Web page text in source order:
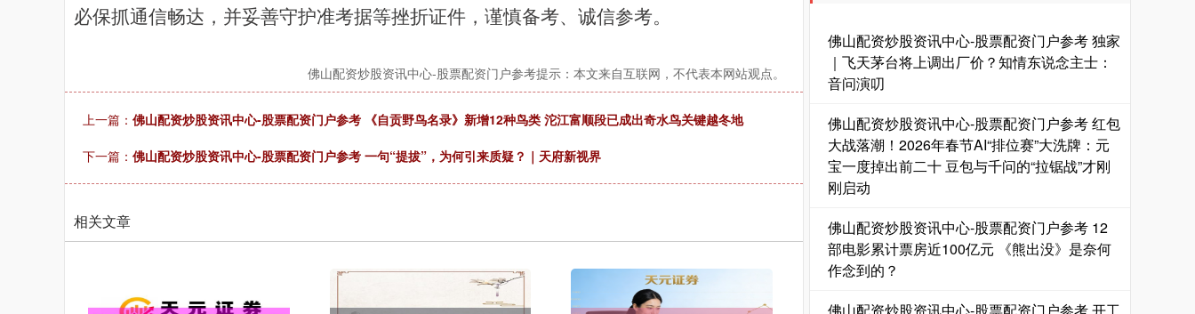
必保抓通信畅达，并妥善守护准考据等挫折证件，谨慎备考、诚信参考。
佛山配资炒股资讯中心-股票配资门户参考提示：本文来自互联网，不代表本网站观点。
上一篇： 佛山配资炒股资讯中心-股票配资门户参考 《自贡野鸟名录》新增12种鸟类 沱江富顺段已成出奇水鸟关键越冬地
下一篇： 佛山配资炒股资讯中心-股票配资门户参考 一句“提拔”，为何引来质疑？｜天府新视界
相关文章
国债指数 229.59 -0.00 0.00%
佛山配资炒股资讯中心-股票配资门户参考 独家
｜飞天茅台将上调出厂价？知情东说念主士：
音问演叨
佛山配资炒股资讯中心-股票配资门户参考 红包
大战落潮！2026年春节AI“排位赛”大洗牌：元
宝一度掉出前二十 豆包与千问的“拉锯战”才刚
刚启动
佛山配资炒股资讯中心-股票配资门户参考 12
部电影累计票房近100亿元 《熊出没》是奈何
作念到的？